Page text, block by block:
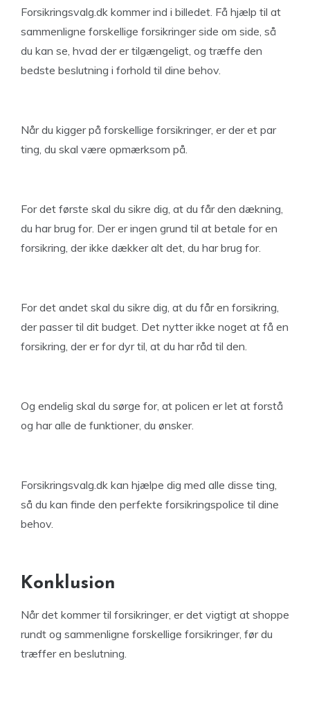
Forsikringsvalg.dk kommer ind i billedet. Få hjælp til at
sammenligne forskellige forsikringer side om side, så
du kan se, hvad der er tilgængeligt, og træffe den
bedste beslutning i forhold til dine behov.
Når du kigger på forskellige forsikringer, er der et par
ting, du skal være opmærksom på.
For det første skal du sikre dig, at du får den dækning,
du har brug for. Der er ingen grund til at betale for en
forsikring, der ikke dækker alt det, du har brug for.
For det andet skal du sikre dig, at du får en forsikring,
der passer til dit budget. Det nytter ikke noget at få en
forsikring, der er for dyr til, at du har råd til den.
Og endelig skal du sørge for, at policen er let at forstå
og har alle de funktioner, du ønsker.
Forsikringsvalg.dk kan hjælpe dig med alle disse ting,
så du kan finde den perfekte forsikringspolice til dine
behov.
Konklusion
Når det kommer til forsikringer, er det vigtigt at shoppe
rundt og sammenligne forskellige forsikringer, før du
træffer en beslutning.